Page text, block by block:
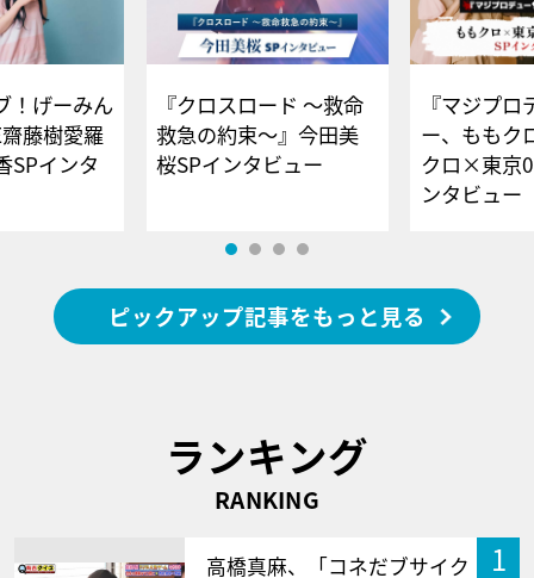
！げーみん
藤樹愛羅
SPインタ
『クロスロード ～救命
救急の約束～』今田美
桜SPインタビュー
『マジプロ
ー、ももク
クロ×東京
ンタビュー
ピックアップ記事をもっと見る
ランキング
RANKING
1
高橋真麻、「コネだブサイク